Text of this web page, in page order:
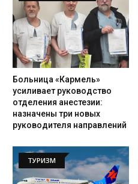
Больница «Кармель»
усиливает руководство
отделения анестезии:
назначены три новых
руководителя направлений
ТУРИЗМ